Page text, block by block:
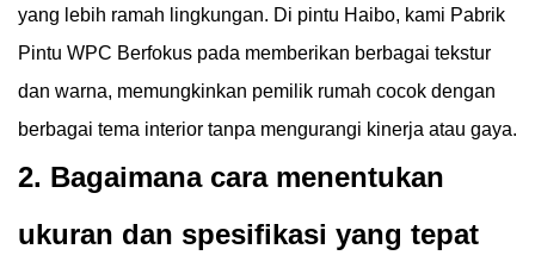
yang lebih ramah lingkungan. Di pintu Haibo, kami Pabrik
Pintu WPC Berfokus pada memberikan berbagai tekstur
dan warna, memungkinkan pemilik rumah cocok dengan
berbagai tema interior tanpa mengurangi kinerja atau gaya.
2. Bagaimana cara menentukan
ukuran dan spesifikasi yang tepat